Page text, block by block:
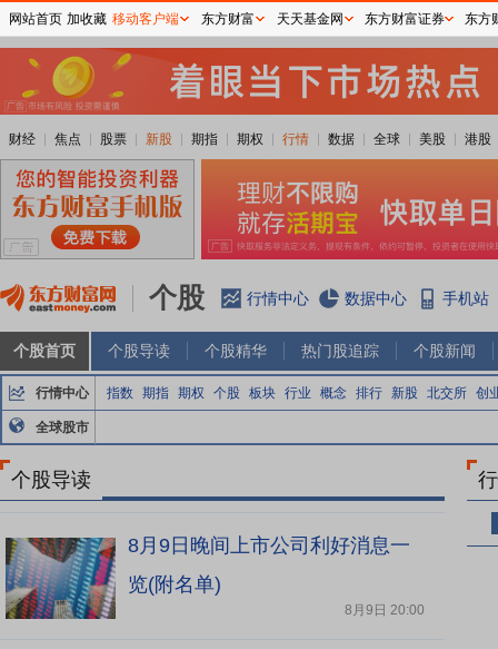
财经 焦点 股票 新股 期指 期权 行情 数据 全球 美股 港股
个股 行情中心 数据中心 手机站
个股首页 个股导读 个股精华 热门股追踪 个股新闻
行情中心 指数 期指 期权 个股 板块 行业 概念 排行 新股 北交所 创
全球股市
个股导读
8月9日晚间上市公司利好消息一
览(附名单)
8月9日 20:00
网站首页 加收藏 移动客户端 东方财富 天天基金网 东方财富证券 东方